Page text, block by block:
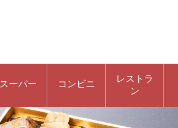
スーパー コンビニ
レストラ
ン